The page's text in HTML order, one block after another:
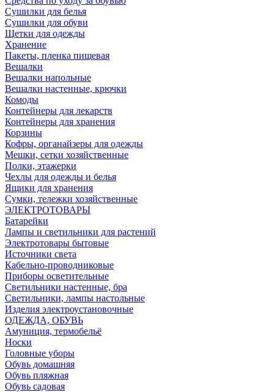
Сушилки для белья
Сушилки для обуви
Щетки для одежды
Хранение
Пакеты, пленка пищевая
Вешалки
Вешалки напольные
Вешалки настенные, крючки
Комоды
Контейнеры для лекарств
Контейнеры для хранения
Корзины
Кофры, органайзеры для одежды
Мешки, сетки хозяйственные
Полки, этажерки
Чехлы для одежды и белья
Ящики для хранения
Сумки, тележки хозяйственные
ЭЛЕКТРОТОВАРЫ
Батарейки
Лампы и светильники для растений
Электротовары бытовые
Источники света
Кабельно-проводниковые
Приборы осветительные
Светильники настенные, бра
Светильники, лампы настольные
Изделия электроустановочные
ОДЕЖДА, ОБУВЬ
Амуниция, термобельё
Носки
Головные уборы
Обувь домашняя
Обувь пляжная
Обувь садовая